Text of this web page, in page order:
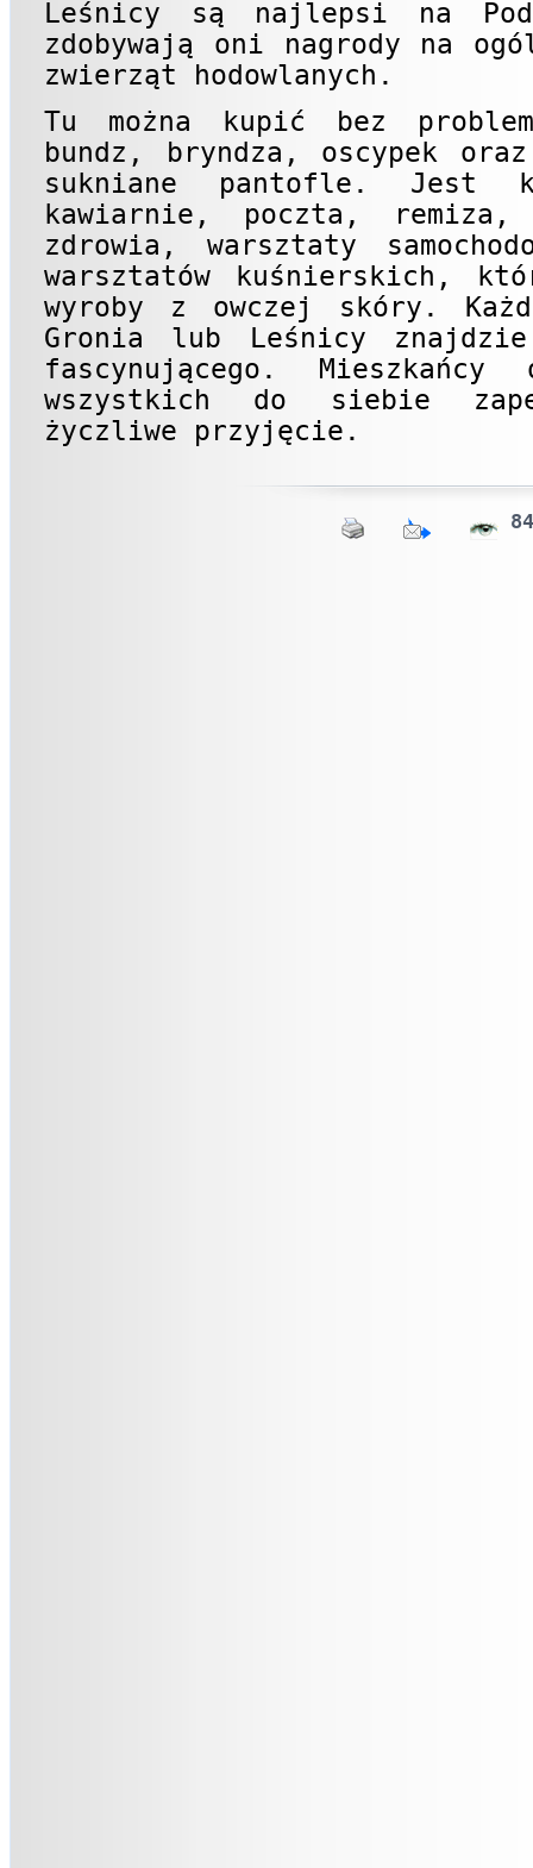
Leśnicy są najlepsi na
zdobywają oni nagrody na
zwierząt hodowlanych.
Tu można kupić bez
bundz, bryndza, oscypek
sukniane pantofle. Jest
kawiarnie, poczta,
zdrowia, warsztaty
warsztatów kuśnierskich,
wyroby z owczej skóry.
Gronia lub Leśnicy
fascynującego.
wszystkich do siebie
życzliwe przyjęcie.